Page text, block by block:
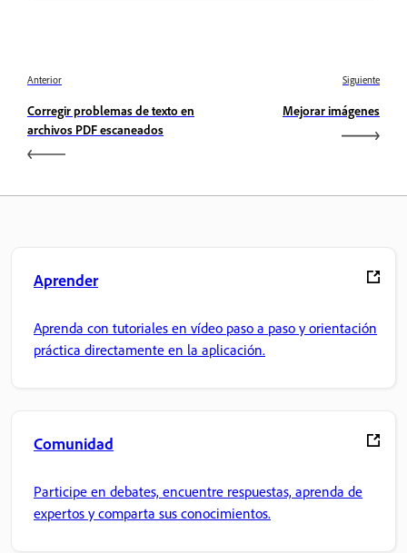
Anterior
Corregir problemas de texto en
archivos PDF escaneados
Siguiente
Mejorar imágenes
Aprender
Aprenda con tutoriales en vídeo paso a paso y orientación
práctica directamente en la aplicación.
Comunidad
Participe en debates, encuentre respuestas, aprenda de
expertos y comparta sus conocimientos.